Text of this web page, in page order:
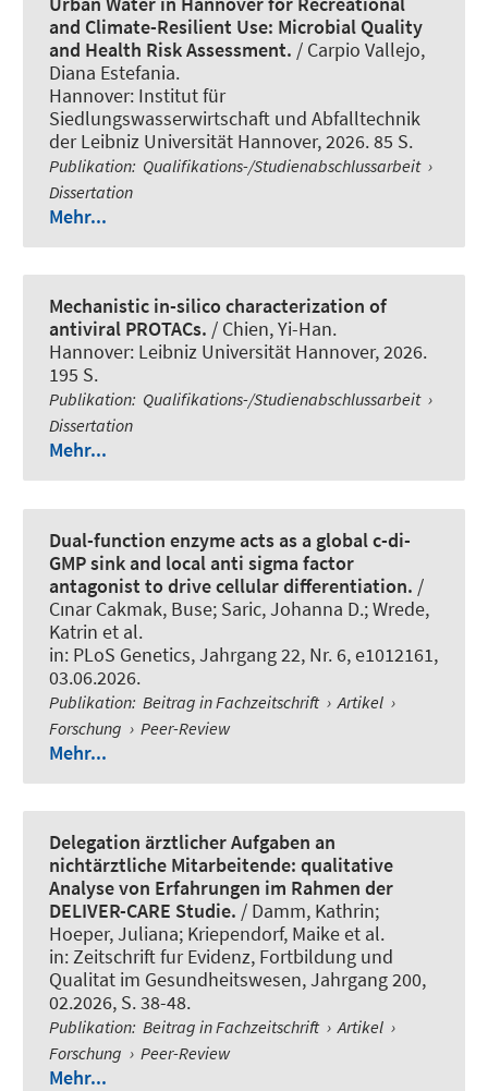
and Climate-Resilient Use: Microbial Quality
and Health Risk Assessment. / Carpio Vallejo,
Diana Estefania.
Hannover: Institut für
Siedlungswasserwirtschaft und Abfalltechnik
der Leibniz Universität Hannover, 2026. 85 S.
Publikation: Qualifikations-/Studienabschlussarbeit ›
Dissertation
Mehr...
Mechanistic in-silico characterization of
antiviral PROTACs. / Chien, Yi-Han.
Hannover: Leibniz Universität Hannover, 2026.
195 S.
Publikation: Qualifikations-/Studienabschlussarbeit ›
Dissertation
Mehr...
Dual-function enzyme acts as a global c-di-
GMP sink and local anti sigma factor
antagonist to drive cellular differentiation. /
Cınar Cakmak, Buse; Saric, Johanna D.; Wrede,
Katrin et al.
in: PLoS Genetics, Jahrgang 22, Nr. 6, e1012161,
03.06.2026.
Publikation: Beitrag in Fachzeitschrift › Artikel ›
Forschung › Peer-Review
Mehr...
Delegation ärztlicher Aufgaben an
nichtärztliche Mitarbeitende: qualitative
Analyse von Erfahrungen im Rahmen der
DELIVER-CARE Studie. / Damm, Kathrin;
Hoeper, Juliana; Kriependorf, Maike et al.
in:Zeitschrift fur Evidenz, Fortbildung und
Qualitat im Gesundheitswesen, Jahrgang 200,
02.2026, S. 38-48.
Publikation: Beitrag in Fachzeitschrift › Artikel ›
Forschung › Peer-Review
Mehr...